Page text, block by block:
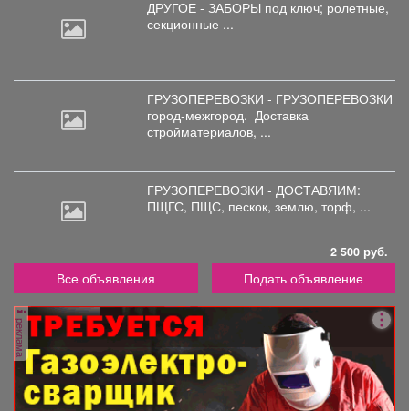
ДРУГОЕ - ЗАБОРЫ под ключ; ролетные,
секционные ...
ГРУЗОПЕРЕВОЗКИ - ГРУЗОПЕРЕВОЗКИ
город-межгород. Доставка
стройматериалов, ...
ГРУЗОПЕРЕВОЗКИ - ДОСТАВЯИМ:
ПЩГС, ПЩС, пескок, землю, торф, ...
2 500 руб.
Все объявления Подать объявление
реклама